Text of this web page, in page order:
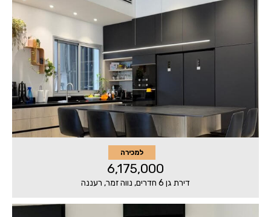
דירת גן 6 חדרים, נווה זמר, רעננה
6,175,000
למכירה